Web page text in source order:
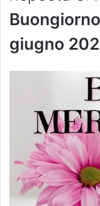
giugno